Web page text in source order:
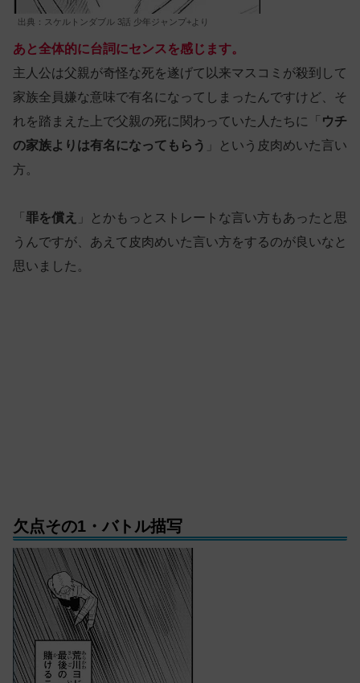
出典：スケルトンダブル 3話 少年ジャンプ+より
あと全体的に台詞にセンスを感じます。
主人公は父親が奇怪な死を遂げて以来マスコミが殺到して
家族全員嫌な意味で有名になってしまったんですけど、そ
れを踏まえた上で父親の死に関わっていた人たちに「 ウチ
の家族よりは有名になってもらう 」という皮肉めいた言い
方。
「 罪を償え
」とかもっとストレートな言い方もあったと思
うんですが、あえて皮肉めいた言い方をするのが良いなと
思いました。
欠点その1・バトル描写